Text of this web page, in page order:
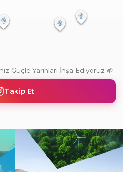
Güçle Yarınları İnşa Ediyoruz 🌱
Takip Et
Gerçek dönüşüm, yalnızca değişimi
görmek değil; o...
6 0